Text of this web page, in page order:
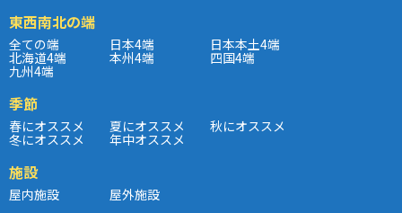
東西南北の端
全ての端 日本4端 日本本土4端
北海道4端 本州4端 四国4端
九州4端
季節
春にオススメ 夏にオススメ 秋にオススメ
冬にオススメ 年中オススメ
施設
屋内施設 屋外施設